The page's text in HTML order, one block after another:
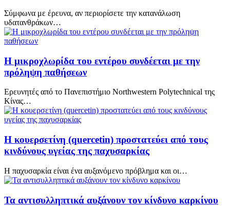
Σύμφωνα με έρευνα, αν περιορίσετε την κατανάλωση
υδατανθράκων…
Η μικροχλωρίδα του εντέρου συνδέεται με την
πρόληψη παθήσεων
Ερευνητές από το Πανεπιστήμιο Northwestern Polytechnical της
Κίνας…
Η κουερσετίνη (quercetin) προστατεύει από τους
κινδύνους υγείας της παχυσαρκίας
Η παχυσαρκία είναι ένα αυξανόμενο πρόβλημα και οι…
Τα αντισυλληπτικά αυξάνουν τον κίνδυνο καρκίνου